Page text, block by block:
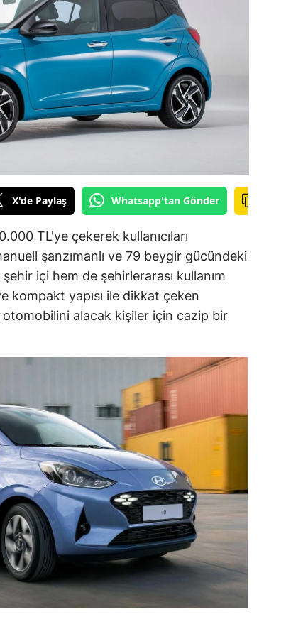
X'de Paylaş Whatsapp'tan Gönder
TL'ye çekerek kullanıcıları
şanzımanlı ve 79 beygir gücündeki
içi hem de şehirlerarası kullanım
kompakt yapısı ile dikkat çeken
alacak kişiler için cazip bir